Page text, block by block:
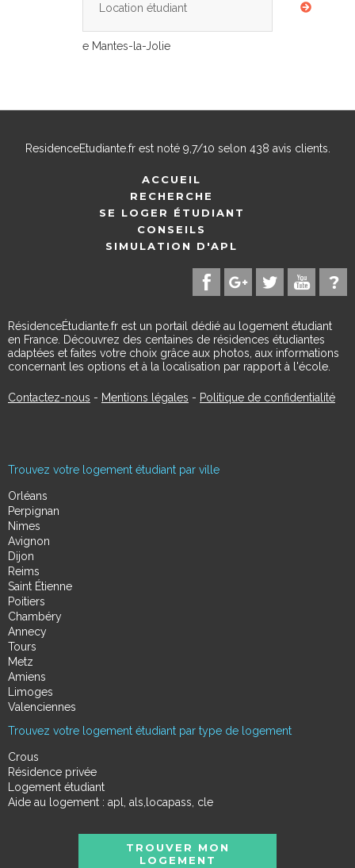
Location étudiant
e Mantes-la-Jolie
ResidenceEtudiante.frest noté 9,7/10 selon 438 avis clients.
ACCUEIL
RECHERCHE
SE LOGER ÉTUDIANT
CONSEILS
SIMULATION D'APL
RésidenceÉtudiante.fr est un portail dédié au logement étudiant
en France. Découvrez des centaines de résidences étudiantes
adaptées et faites votre choix grâce aux photos, aux informations
concernant les options et à la localisation par rapport à l'école.
Contactez-nous - Mentions légales - Politique de confidentialité
Trouvez votre logement étudiant par ville
Orléans
Perpignan
Nimes
Avignon
Dijon
Reims
Saint Étienne
Poitiers
Chambéry
Annecy
Tours
Metz
Amiens
Limoges
Valenciennes
Trouvez votre logement étudiant par type de logement
Crous
Résidence privée
Logement étudiant
Aide au logement : apl, als,locapass, cle
TROUVER MON
LOGEMENT